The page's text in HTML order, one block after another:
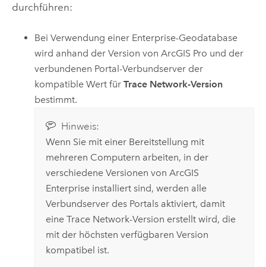
durchführen:
Bei Verwendung einer Enterprise-Geodatabase
wird anhand der Version vonArcGIS Pro und der
verbundenen Portal-Verbundserver der
kompatible Wert fürTrace Network-Version
bestimmt.
Hinweis:
Wenn Sie mit einer Bereitstellung mit
mehreren Computern arbeiten, in der
verschiedene Versionen von ArcGIS
Enterpriseinstalliert sind, werden alle
Verbundserver des Portals aktiviert, damit
eine Trace Network-Version erstellt wird, die
mit der höchsten verfügbaren Version
kompatibel ist.